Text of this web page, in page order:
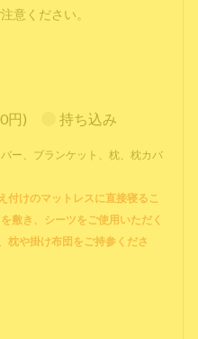
意ください。
円) 持ち込み
ー、ブランケット、枕、枕カバ
付けのマットレスに直接寝るこ
敷き、シーツをご使用いただく
枕や掛け布団をご持参くださ